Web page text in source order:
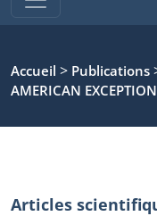
Accueil > Publications
AMERICAN
Articles